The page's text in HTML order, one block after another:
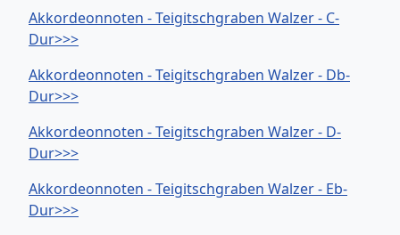
Akkordeonnoten - Teigitschgraben Walzer - C-
Dur>>>
Akkordeonnoten - Teigitschgraben Walzer - Db-
Dur>>>
Akkordeonnoten - Teigitschgraben Walzer - D-
Dur>>>
Akkordeonnoten - Teigitschgraben Walzer - Eb-
Dur>>>